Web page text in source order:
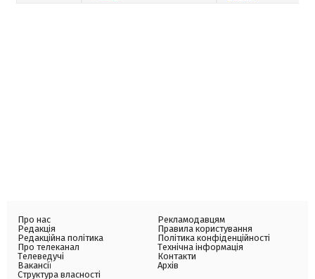
Про нас
Редакція
Редакційна політика
Про телеканал
Телеведучі
Вакансії
Структура власності
Рекламодавцям
Правила користування
Політика конфіденційності
Технічна інформація
Контакти
Архів